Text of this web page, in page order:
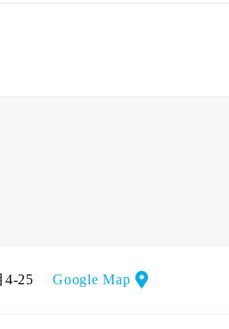
目4-25Google Map